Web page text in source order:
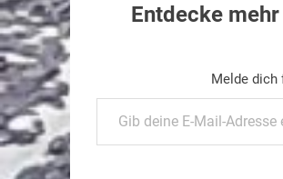
Entdecke
Melde dich
Gib deine E-Mail-Adresse ein ...